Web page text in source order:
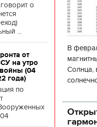
о
...
от
на утро
(04
года)
по
В
Солнца,
об